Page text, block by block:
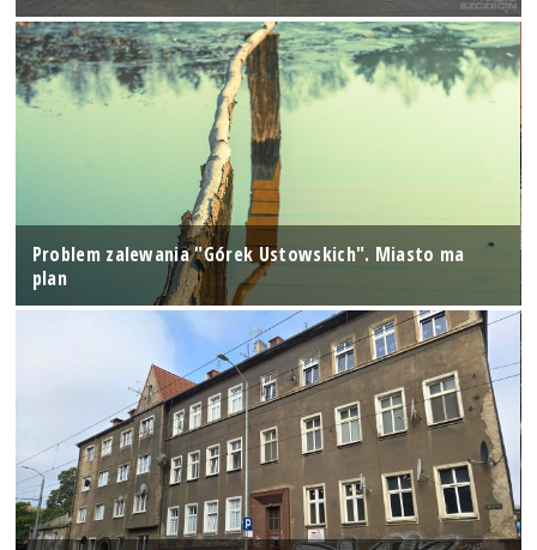
Problem zalewania "Górek Ustowskich". Miasto ma
plan